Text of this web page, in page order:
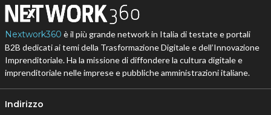
Nextwork360 è il più grande network in Italia di testate e portali
B2B dedicati ai temi della Trasformazione Digitale e dell’Innovazione
Imprenditoriale. Ha la missione di diffondere la cultura digitale e
imprenditoriale nelle imprese e pubbliche amministrazioni italiane.
Indirizzo